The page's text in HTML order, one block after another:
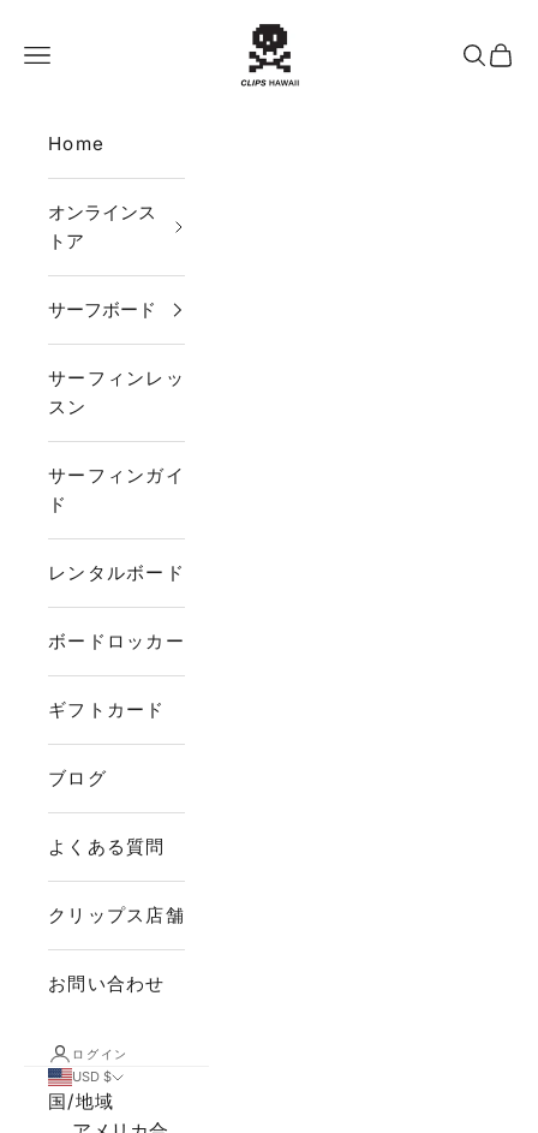
CLIPS HAWAII
メニュー
検索カー
Home
オンラインス
トア
サーフボード
サーフィンレッ
スン
サーフィンガイ
ド
レンタルボード
ボードロッカー
ギフトカード
ブログ
よくある質問
クリップス店舗
お問い合わせ
ログイン
USD $
国/地域